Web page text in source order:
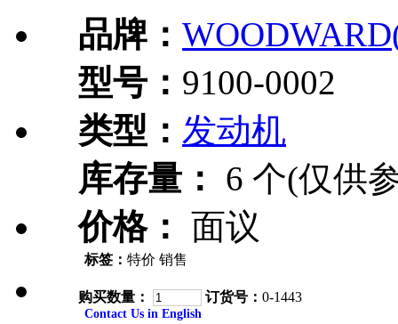
品牌：
型号： 9100-0002
类型： 发动机
库存量：
6 个(仅供
价格： 面议
标签： 特价 销售
购买数量： 订货号： 0-1443
Contact Us in English